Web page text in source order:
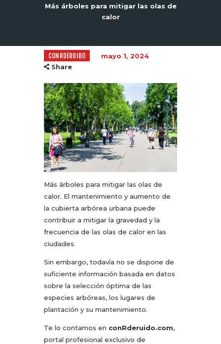
Más árboles para mitigar las olas de
calor
CONRDERUIDO
mayo 1, 2024
Share
Más árboles para mitigar las olas de
calor. El mantenimiento y aumento de
la cubierta arbórea urbana puede
contribuir a mitigar la gravedad y la
frecuencia de las olas de calor en las
ciudades.
Sin embargo, todavía no se dispone de
suficiente información basada en datos
sobre la selección óptima de las
especies arbóreas, los lugares de
plantación y su mantenimiento.
Te lo contamos en conRderuido.com,
portal profesional exclusivo de